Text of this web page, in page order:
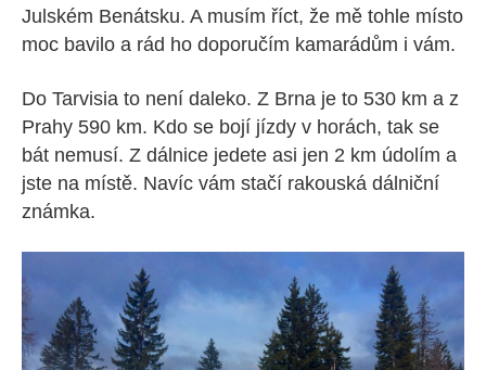
Julském Benátsku. A musím říct, že mě tohle místo
moc bavilo a rád ho doporučím kamarádům i vám.
Do Tarvisia to není daleko. Z Brna je to 530 km a z
Prahy 590 km. Kdo se bojí jízdy v horách, tak se
bát nemusí. Z dálnice jedete asi jen 2 km údolím a
jste na místě. Navíc vám stačí rakouská dálniční
známka.